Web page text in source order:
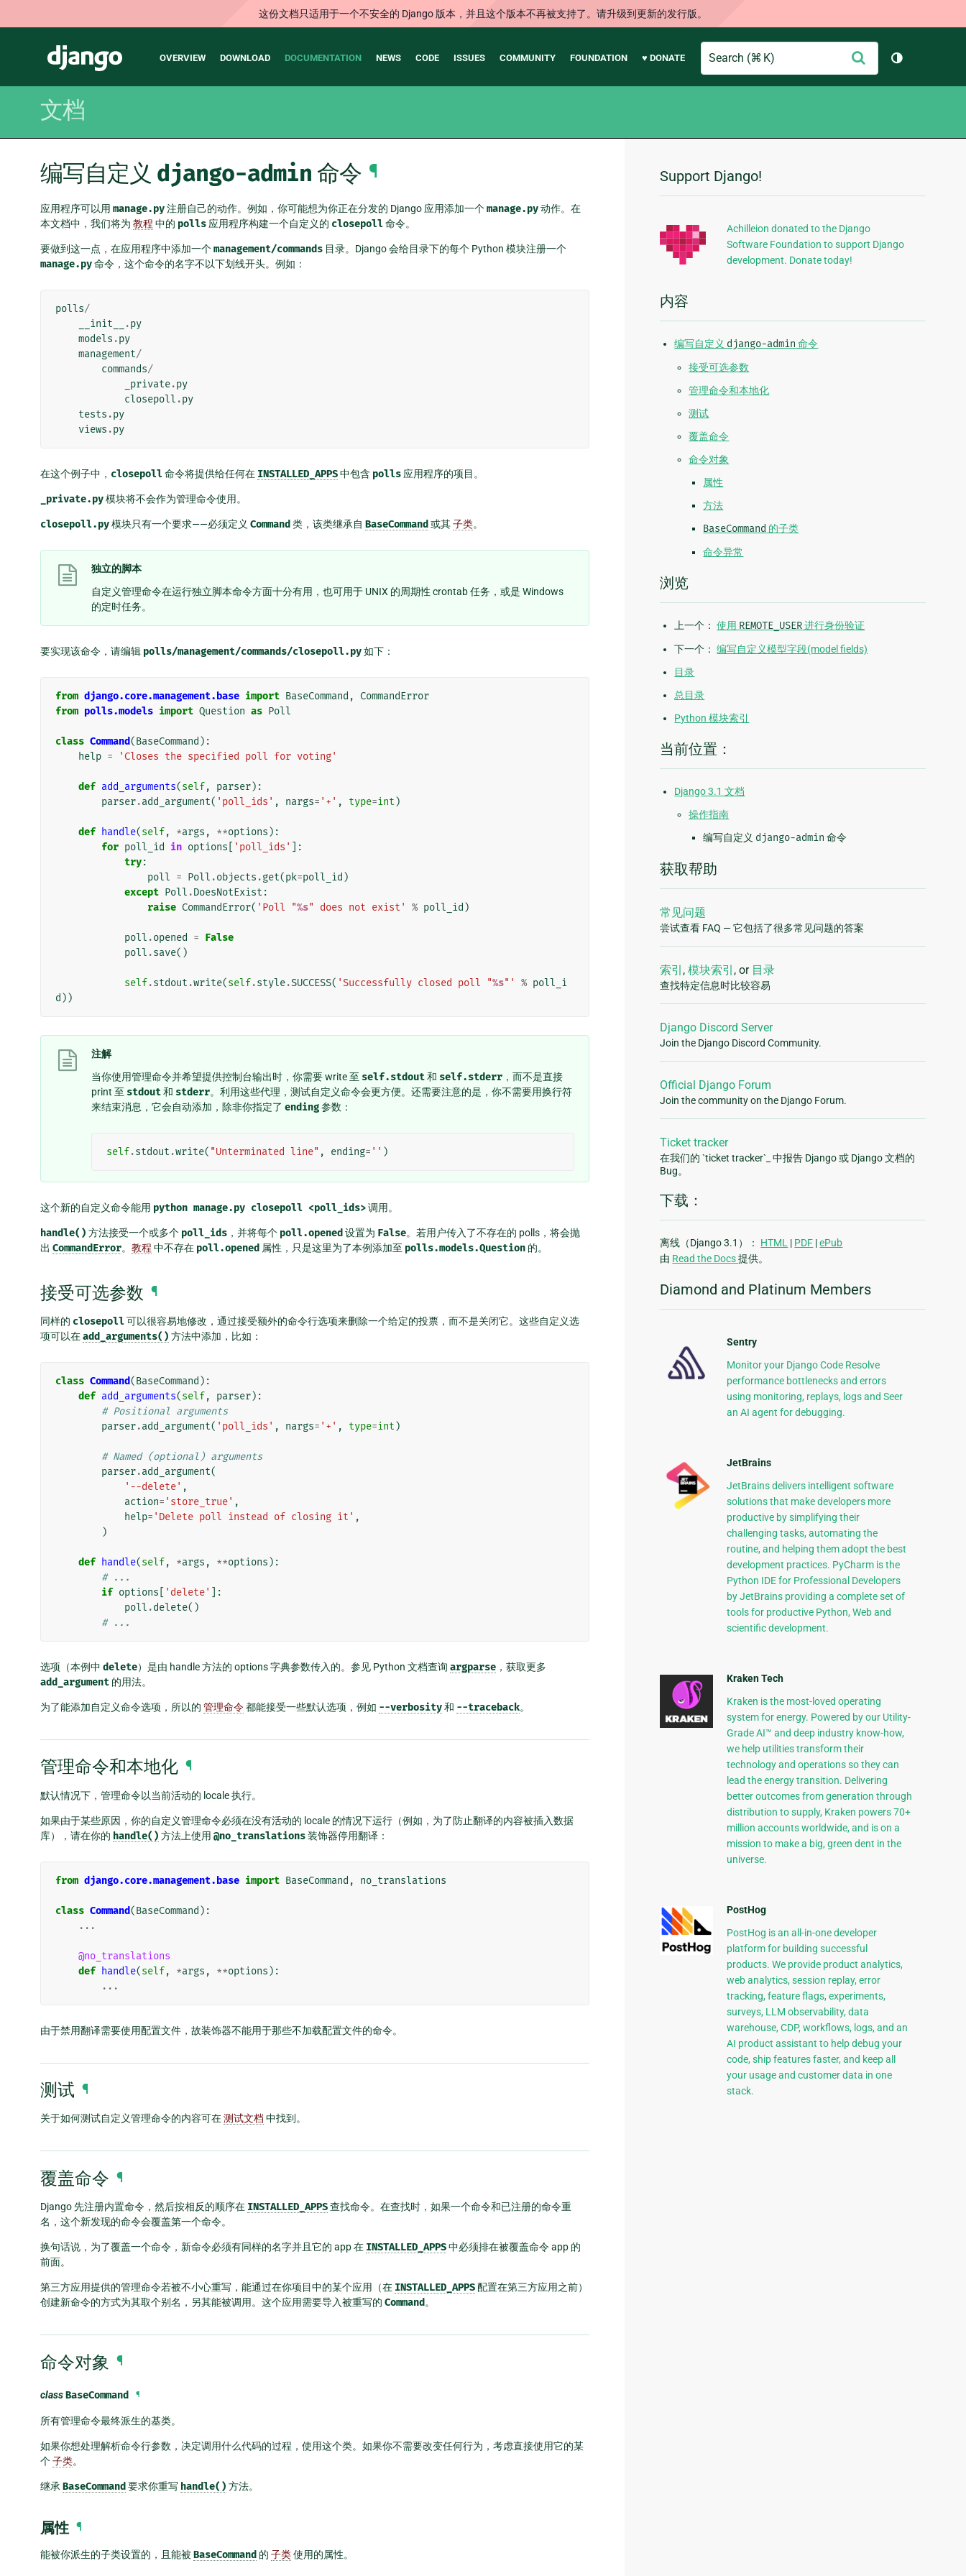
这份文档只适用于一个不安全的 Django 版本，并且这个版本不再被支持了。请升级到更新的发行版。
Django
Main
OVERVIEW DOWNLOAD DOCUMENTATION NEWS CODE ISSUES COMMUNITY FOUNDATION ♥ DONATE
Search
交
切换主题（
文档
编写自定义 django-admin 命令 ¶
应用程序可以用 manage.py注册自己的动作。例如，你可能想为你正在分发的 Django 应用添加一个manage.py动作。在
本文档中，我们将为 教程 中的 polls 应用程序构建一个自定义的 closepoll命令。
要做到这一点，在应用程序中添加一个management/commands 目录。Django 会给目录下的每个 Python 模块注册一个
manage.py命令，这个命令的名字不以下划线开头。例如：
polls/
__init__
.py
models .py
management/
commands/
_private.py
closepoll .py
tests .py
views .py
在这个例子中， closepoll命令将提供给任何在 INSTALLED_APPS中包含 polls 应用程序的项目。
_private.py模块将不会作为管理命令使用。
closepoll.py模块只有一个要求——必须定义 Command 类，该类继承自 BaseCommand 或其子类。
独立的脚本
自定义管理命令在运行独立脚本命令方面十分有用，也可用于 UNIX 的周期性 crontab 任务，或是 Windows
的定时任务。
要实现该命令，请编辑 polls/management/commands/closepoll.py如下：
from django.core.management.base import BaseCommand ,
CommandError
from polls.models import Question as Poll
class Command(BaseCommand ):
help = 'Closes the specified poll for voting'
def add_arguments(self, parser):
parser.add_argument( 'poll_ids' , nargs= '+' , type=int )
def handle(self, *args , **options ):
for poll_id in options 'poll_ids'
]:
try:
poll = Poll .objects .get(pk=poll_id )
except Poll .DoesNotExist :
raise CommandError( 'Poll "%s" does not exist' % poll_id )
poll .opened = False
poll .save()
self.stdout .write(self.style.SUCCESS( 'Successfully closed poll "%s"' % poll_i
d ))
注解
当你使用管理命令并希望提供控制台输出时，你需要 write 至 self.stdout和 self.stderr ，而不是直接
print 至 stdout和 stderr。利用这些代理，测试自定义命令会更方便。还需要注意的是，你不需要用换行符
来结束消息，它会自动添加，除非你指定了 ending参数：
self.stdout .write( "Unterminated line" , ending= '' )
这个新的自定义命令能用 python manage.py closepoll <poll_ids>调用。
handle() 方法接受一个或多个 poll_ids ，并将每个 poll.opened 设置为 False。若用户传入了不存在的 polls，将会抛
出 CommandError。 教程 中不存在 poll.opened 属性，只是这里为了本例添加至 polls.models.Question 的。
接受可选参数 ¶
同样的 closepoll可以很容易地修改，通过接受额外的命令行选项来删除一个给定的投票，而不是关闭它。这些自定义选
项可以在add_arguments() 方法中添加，比如：
class Command(BaseCommand ):
def add_arguments(self, parser):
# Positional arguments
parser.add_argument( 'poll_ids' , nargs= '+' , type=int )
# Named (optional) arguments
parser.add_argument(
'--delete' ,
action= 'store_true' ,
help= 'Delete poll instead of closing it' ,
)
def handle(self, *args , **options ):
# ...
if options 'delete'
]:
poll .delete()
# ...
选项（本例中 delete）是由 handle 方法的 options 字典参数传入的。参见 Python 文档查询 argparse ，获取更多
add_argument 的用法。
为了能添加自定义命令选项，所以的 管理命令都能接受一些默认选项，例如 --verbosity和 --traceback。
管理命令和本地化 ¶
默认情况下，管理命令以当前活动的 locale 执行。
如果由于某些原因，你的自定义管理命令必须在没有活动的 locale 的情况下运行（例如，为了防止翻译的内容被插入数据
库），请在你的 handle() 方法上使用 @no_translations装饰器停用翻译：
from django.core.management.base import BaseCommand , no_translations
class Command(BaseCommand ):
...
@no_translations
def handle(self, *args , **options ):
...
由于禁用翻译需要使用配置文件，故装饰器不能用于那些不加载配置文件的命令。
测试 ¶
关于如何测试自定义管理命令的内容可在测试文档 中找到。
覆盖命令 ¶
Django 先注册内置命令，然后按相反的顺序在 INSTALLED_APPS查找命令。在查找时，如果一个命令和已注册的命令重
名，这个新发现的命令会覆盖第一个命令。
换句话说，为了覆盖一个命令，新命令必须有同样的名字并且它的 app 在 INSTALLED_APPS中必须排在被覆盖命令 app 的
前面。
第三方应用提供的管理命令若被不小心重写，能通过在你项目中的某个应用（在 INSTALLED_APPS配置在第三方应用之前）
创建新命令的方式为其取个别名，另其能被调用。这个应用需要导入被重写的 Command。
命令对象 ¶
classBaseCommand ¶
所有管理命令最终派生的基类。
如果你想处理解析命令行参数，决定调用什么代码的过程，使用这个类。如果你不需要改变任何行为，考虑直接使用它的某
个子类。
继承 BaseCommand 要求你重写 handle() 方法。
属性 ¶
能被你派生的子类设置的，且能被 BaseCommand 的 子类使用的属性。
附
加
信
息
Support Django!
Achilleion donated to the Django
Software Foundation to support Django
development. Donate today!
内容
编写自定义 django-admin 命令
接受可选参数
管理命令和本地化
测试
覆盖命令
命令对象
属性
方法
BaseCommand 的子类
命令异常
浏览
上一个：使用 REMOTE_USER进行身份验证
下一个：编写自定义模型字段(model fields)
目录
总目录
Python 模块索引
当前位置：
Django 3.1 文档
操作指南
编写自定义 django-admin 命令
获取帮助
常见问题
尝试查看 FAQ — 它包括了很多常见问题的答案
索引 ,模块索引 , or 目录
查找特定信息时比较容易
Django Discord Server
Join the Django Discord Community.
Official Django Forum
Join the community on the Django Forum.
Ticket tracker
在我们的 `ticket tracker`_ 中报告 Django 或 Django 文档的
Bug。
下载：
离线（Django 3.1）： HTML | PDF |ePub
由 Read the Docs提供。
Diamond and Platinum Members
Sentry
Monitor your Django Code Resolve
performance bottlenecks and errors
using monitoring, replays, logs and Seer
an AI agent for debugging.
JetBrains
JetBrains delivers intelligent software
solutions that make developers more
productive by simplifying their
challenging tasks, automating the
routine, and helping them adopt the best
development practices. PyCharm is the
Python IDE for Professional Developers
by JetBrains providing a complete set of
tools for productive Python, Web and
scientific development.
Kraken Tech
Kraken is the most-loved operating
system for energy. Powered by our Utility-
Grade AI™ and deep industry know-how,
we help utilities transform their
technology and operations so they can
lead the energy transition. Delivering
better outcomes from generation through
distribution to supply, Kraken powers 70+
million accounts worldwide, and is on a
mission to make a big, green dent in the
universe.
PostHog
PostHog is an all-in-one developer
platform for building successful
products. We provide product analytics,
web analytics, session replay, error
tracking, feature flags, experiments,
surveys, LLM observability, data
warehouse, CDP, workflows, logs, and an
AI product assistant to help debug your
code, ship features faster, and keep all
your usage and customer data in one
stack.